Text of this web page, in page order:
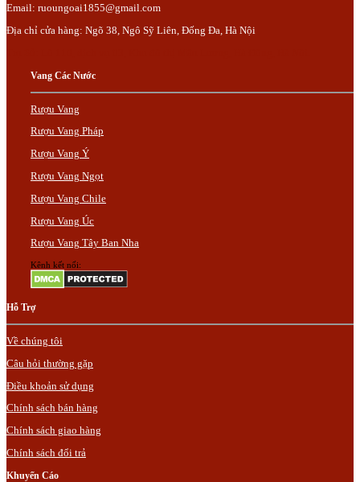
Email: ruoungoai1855@gmail.com
Địa chỉ cửa hàng: Ngõ 38, Ngô Sỹ Liên, Đống Đa, Hà Nội
Vang Các Nước
Rượu Vang
Rượu Vang Pháp
Rượu Vang Ý
Rượu Vang Ngọt
Rượu Vang Chile
Rượu Vang Úc
Rượu Vang Tây Ban Nha
Kênh kết nối:
Hỗ Trợ
Về chúng tôi
Câu hỏi thường gặp
Điều khoản sử dụng
Chính sách bán hàng
Chính sách giao hàng
Chính sách đổi trả
Khuyến Cáo